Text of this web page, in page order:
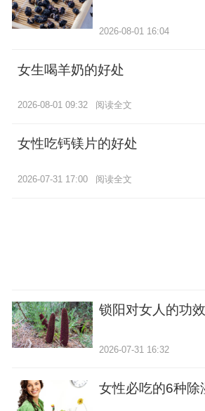
2026-08-01 16:04
女生喝羊奶的好处
2026-08-01 09:32 阅读全文
女性吃钙镁片的好处
2026-07-31 17:00 阅读全文
锁阳对女人的功
2026-07-31 16:32
女性必吃的6种除